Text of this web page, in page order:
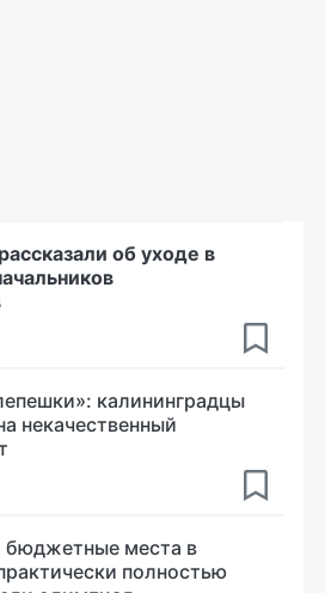
об уходе в
калининградцы
некачественный
места в
полностью